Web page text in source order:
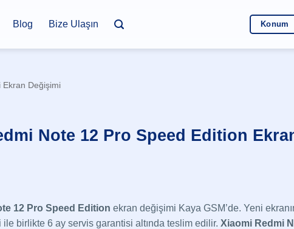
Blog Bize Ulaşın Konum
Ekran Değişimi
Note 12 Pro Speed Edition
12 Pro Speed Edition ekran değişimi Kaya GSM’de. Yeni
birlikte 6 ay servis garantisi altında teslim edilir. Xiaomi Redmi